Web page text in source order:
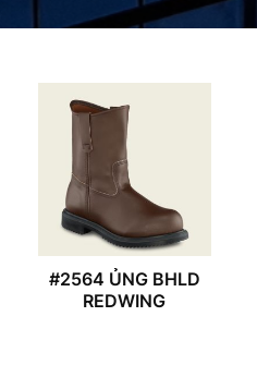
#2564 ỦNG BHLD
REDWING